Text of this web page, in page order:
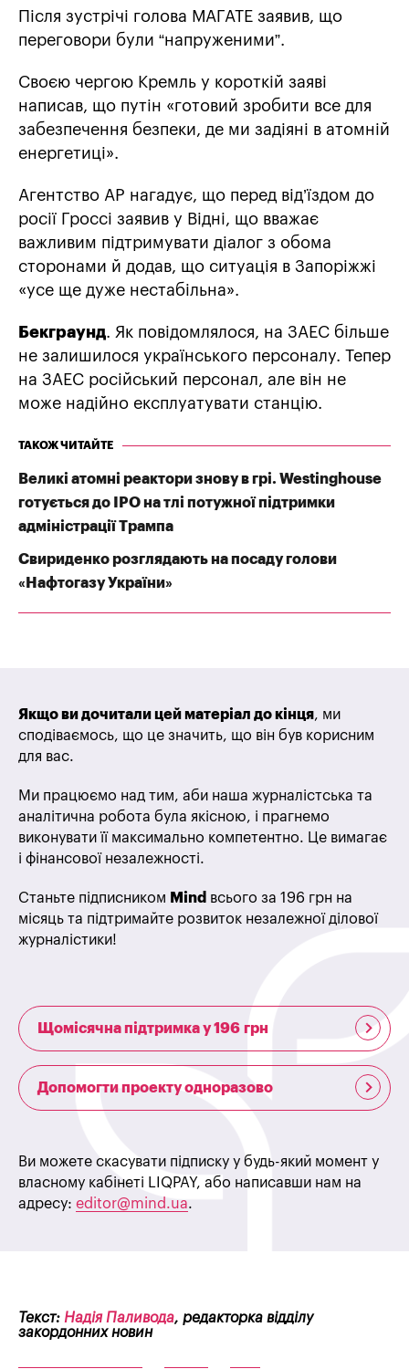
Після зустрічі голова МАГАТЕ заявив, що
переговори були “напруженими”.
Своєю чергою Кремль у короткій заяві
написав, що путін «готовий зробити все для
забезпечення безпеки, де ми задіяні в атомній
енергетиці».
Агентство AP нагадує, що перед від’їздом до
росії Гроссі заявив у Відні, що вважає
важливим підтримувати діалог з обома
сторонами й додав, що ситуація в Запоріжжі
«усе ще дуже нестабільна».
Бекграунд. Як повідомлялося, на ЗАЕС більше
не залишилося українського персоналу. Тепер
на ЗАЕС російський персонал, але він не
може надійно експлуатувати станцію.
ТАКОЖ ЧИТАЙТЕ
Великі атомні реактори знову в грі. Westinghouse
готується до IPO на тлі потужної підтримки
адміністрації Трампа
Свириденко розглядають на посаду голови
«Нафтогазу України»
Якщо ви дочитали цей матеріал до кінця, ми
сподіваємось, що це значить, що він був корисним
для вас.
Ми працюємо над тим, аби наша журналістська та
аналітична робота була якісною, і прагнемо
виконувати її максимально компетентно. Це вимагає
і фінансової незалежності.
Станьте підписником Mind всього за 196 грн на
місяць та підтримайте розвиток незалежної ділової
журналістики!
Щомісячна підтримка у 196 грн
Допомогти проекту одноразово
Ви можете скасувати підписку у будь-який момент у
власному кабінеті LIQPAY, або написавши нам на
адресу: editor@mind.ua.
Текст: Надія Паливода, редакторка відділу
закордонних новин